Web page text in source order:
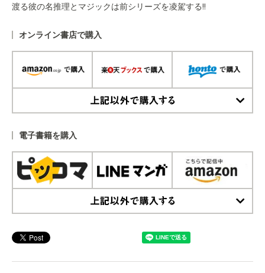
渡る彼の名推理とマジックは前シリーズを凌駕する!!
オンライン書店で購入
電子書籍を購入